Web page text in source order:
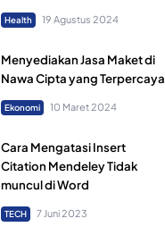
Health 19 Agustus 2024
Menyediakan Jasa Maket di
Nawa Cipta yang Terpercaya
Ekonomi 10 Maret 2024
Cara Mengatasi Insert
Citation Mendeley Tidak
muncul di Word
TECH 7 Juni 2023